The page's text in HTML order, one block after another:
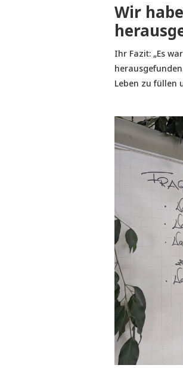
Wir
Ihr Fazit: „Es
Leben zu füllen